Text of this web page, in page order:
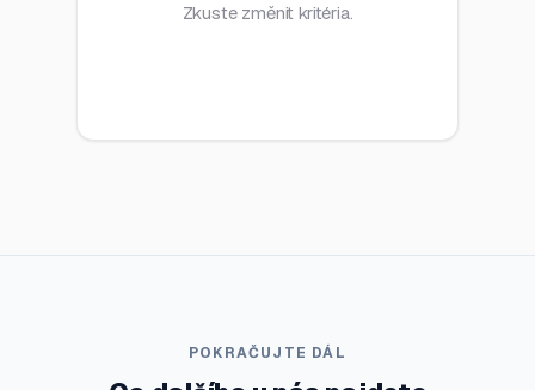
Zkuste změnit kritéria.
POKRAČUJTE DÁL